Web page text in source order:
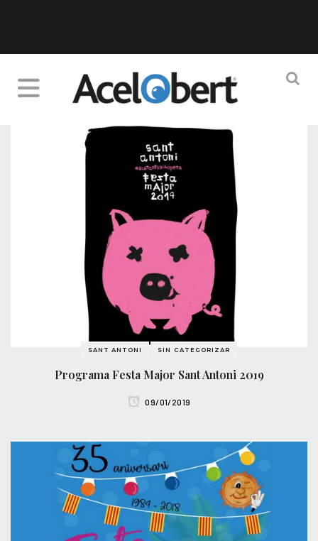
SANT ANTONI SIN CATEGORIZAR
Programa Festa Major Sant Antoni 2019
09/01/2019